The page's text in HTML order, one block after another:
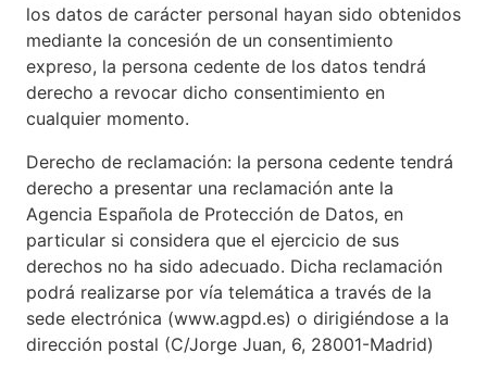
los datos de carácter personal hayan sido obtenidos
mediante la concesión de un consentimiento
expreso, la persona cedente de los datos tendrá
derecho a revocar dicho consentimiento en
cualquier momento.
Derecho de reclamación: la persona cedente tendrá
derecho a presentar una reclamación ante la
Agencia Española de Protección de Datos, en
particular si considera que el ejercicio de sus
derechos no ha sido adecuado. Dicha reclamación
podrá realizarse por vía telemática a través de la
sede electrónica (www.agpd.es) o dirigiéndose a la
dirección postal (C/Jorge Juan, 6, 28001-Madrid)